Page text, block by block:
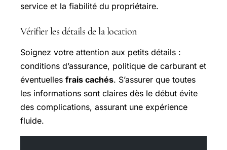
service et la fiabilité du propriétaire.
Vérifier les détails de la location
Soignez votre attention aux petits détails :
conditions d’assurance, politique de carburant et
éventuelles frais cachés. S’assurer que toutes
les informations sont claires dès le début évite
des complications, assurant une expérience
fluide.